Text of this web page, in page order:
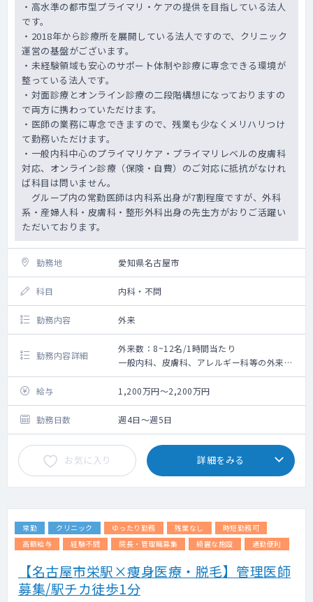
・高水準の都市型プライマリ・ケアの提供を目指している法人
です。
・2018年から診療所を展開している法人ですので、クリニック
運営の基盤がございます。
・未経験領域も安心のサポート体制や診療に専念できる環境が
整っている法人です。
・対面診療とオンライン診療の二段階構想になっておりますの
で両方に携わっていただけます。
・医師の業務に専念できますので、残業も少なくメリハリつけ
て勤務いただけます。
・一般内科中心のプライマリケア・プライマリレベルの皮膚科
対応、オンライン診療（保険・自費）のご対応に抵抗がなけれ
ば科目は問いません。
グループ内の常勤医師は内科系出身が7割程度ですが、外科
系・産婦人科・皮膚科・整形外科出身の先生方がおりご活躍い
ただいております。
勤務地 愛知県名古屋市
科目 内科・不問
勤務内容 外来
勤務内容詳細
外来数：8~12名/1時間当たり
一般内科、皮膚科、アレルギー科等の外来診
療、オンライン診療等をお願いいたします。
◇外来診療
└ 診療体制：1～3診制 ※所属院による
└ 主な患者層：50代以下のビジネスマンや近
隣住民等（50代以下が患者全体の9割）
保険診療9割以上
内科6割・それ以外3割程度
└ 対象年齢：内科・アレルギー科は10歳以
上、皮膚科は6歳以上
ます。
エビデンスに基づくマニュアルが整備されて
看護師の問診後の診察となり、未経験の先生
でも対応が可能な内容です。
対面診療とオンライン診療の比重について
給与 1,200万円～2,200万円
勤務日数 週4日～週5日
お気に入り 詳細をみる
常勤 クリニック ゆったり勤務 残業なし
時短勤務可
高額給与
経験不問 院長・管理職募集 綺麗な施設 通勤便利
【名古屋市栄駅×痩身医療・脱毛】管理医師
募集/駅チカ徒歩1分